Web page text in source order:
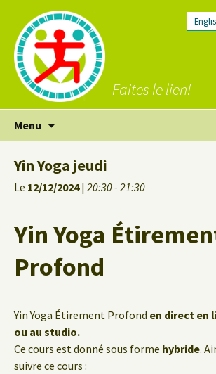
Faites le lien!
Menu
Yin Yoga jeudi
Le 12/12/2024| 20:30 - 21:30
Yin Yoga
Profond
Yin Yoga Étirement Profond en direct en
ou au studio.
Ce cours est donné sous forme hybride.
suivre ce cours :